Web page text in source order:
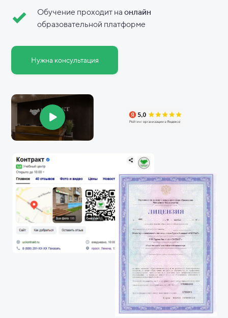
Нужна консультация
Обучение проходит наонлайн
образовательной платформе